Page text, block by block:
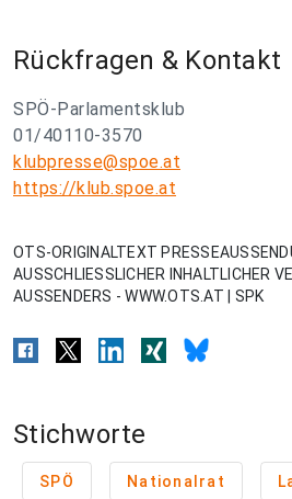
Rückfragen & Kontakt
SPÖ-Parlamentsklub
01/40110-3570
klubpresse@spoe.at
https://klub.spoe.at
OTS-ORIGINALTEXT
AUSSCHLIESSLICHER INHALTLICHER
AUSSENDERS - WWW.OTS.AT | SPK
Stichworte
SPÖ Nationalrat